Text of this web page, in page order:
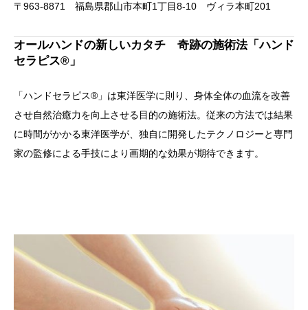
〒963-8871 福島県郡山市本町1丁目8-10 ヴィラ本町201
オールハンドの新しいカタチ 奇跡の施術法「ハンド
セラピス®」
「ハンドセラピス®」は東洋医学に則り、身体全体の血流を改善
させ自然治癒力を向上させる目的の施術法。従来の方法では結果
に時間がかかる東洋医学が、独自に開発したテクノロジーと専門
家の監修による手技により画期的な効果が期待できます。